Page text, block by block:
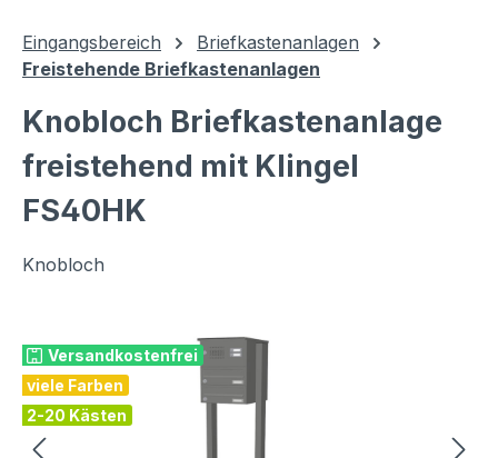
Eingangsbereich
Briefkastenanlagen
Freistehende Briefkastenanlagen
Knobloch Briefkastenanlage
freistehend mit Klingel
FS40HK
Knobloch
Versandkostenfrei
viele Farben
2-20 Kästen